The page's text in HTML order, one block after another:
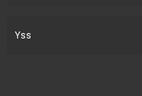
Yss